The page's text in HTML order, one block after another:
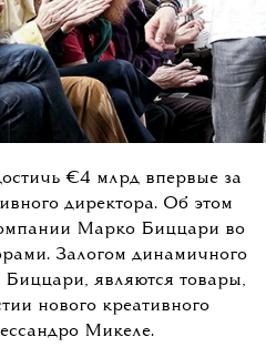
€4 млрд впервые за
директора. Об этом
Марко Биццари во
Залогом динамичного
Биццари, являются товары,
нового креативного
Микеле.